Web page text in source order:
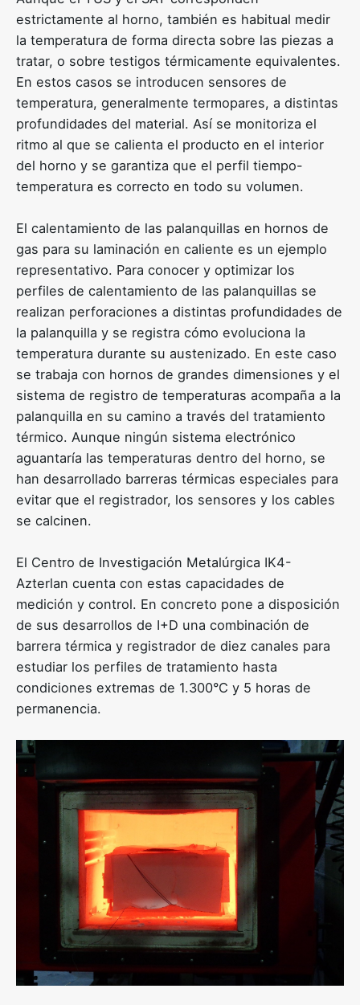
estrictamente al horno, también es habitual medir
la temperatura de forma directa sobre las piezas a
tratar, o sobre testigos térmicamente equivalentes.
En estos casos se introducen sensores de
temperatura, generalmente termopares, a distintas
profundidades del material. Así se monitoriza el
ritmo al que se calienta el producto en el interior
del horno y se garantiza que el perfil tiempo-
temperatura es correcto en todo su volumen.
El calentamiento de las palanquillas en hornos de
gas para su laminación en caliente es un ejemplo
representativo. Para conocer y optimizar los
perfiles de calentamiento de las palanquillas se
realizan perforaciones a distintas profundidades de
la palanquilla y se registra cómo evoluciona la
temperatura durante su austenizado. En este caso
se trabaja con hornos de grandes dimensiones y el
sistema de registro de temperaturas acompaña a la
palanquilla en su camino a través del tratamiento
térmico. Aunque ningún sistema electrónico
aguantaría las temperaturas dentro del horno, se
han desarrollado barreras térmicas especiales para
evitar que el registrador, los sensores y los cables
se calcinen.
El Centro de Investigación Metalúrgica IK4-
Azterlan cuenta con estas capacidades de
medición y control. En concreto pone a disposición
de sus desarrollos de I+D una combinación de
barrera térmica y registrador de diez canales para
estudiar los perfiles de tratamiento hasta
condiciones extremas de 1.300°C y 5 horas de
permanencia.